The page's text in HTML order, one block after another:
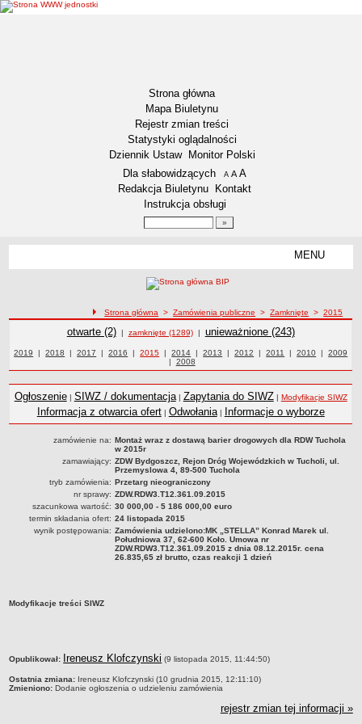
Strona główna
Mapa Biuletynu
Rejestr zmian treści
Statystyki oglądalności
Dziennik Ustaw
Monitor Polski
Menu dodatkowe
Dla słabowidzących A pomniejsz czcionkę
A standardowy rozmiar czcionki
A
Redakcja Biuletynu
Kontakt
Instrukcja obsługi
MENU
RAPORT O STANIE DOSTĘPNOŚCI
ZDW BYDGOSZCZ
Lokalizacja
Przedmiot działalności
Statut
Nadzór nad ZDW
Regulamin Organizacyjny
Schemat organizacyjny
Inspektor Ochrony Danych
Zgłoszenia zewnętrzne
Ogłoszenia o pracę
Uzgodnienie lokalizacji / przebudowy zjazdu
Zezwolenie na prowadzenie robót
Zezwolenie na umieszczenie obiektu handlowego lub usługowego /
ścieżka nawigacji
Strona główna >Zamówienia publiczne >Zamknięte >2015
Zamówienia publiczne
otwarte (2)| Zamówienia publiczne
zamknięte (1289)| Zamówienia publiczne
unieważnione (243)
Zamówienia publiczne z roku
2019 |Zamówienia publiczne z roku
2018 |Zamówienia publiczne z roku
2017 |Zamówienia publiczne z roku
2016 |Zamówienia publiczne z roku
2015 |Zamówienia publiczne z roku
2014 |Zamówienia publiczne z roku
2013 |Zamówienia publiczne z roku
2012 | Zamówienia publiczne z
2011 |
Zamówienia
2010 |
roku
2009
| Zamówienia publiczne z roku
2008
Ogłoszenie| SIWZ / dokumentacja| Zapytania do SIWZ | Modyfikacje SIWZ
Informacja z otwarcia ofert| Odwołania| Informacje o wyborze
zamówienie na: Montaż wraz z dostawą barier drogowych dla RDW Tuchola
w 2015r
zamawiający: ZDW Bydgoszcz, Rejon Dróg Wojewódzkich w Tucholi, ul.
Przemyslowa 4, 89-500 Tuchola
tryb zamówienia: Przetarg nieograniczony
nr sprawy: ZDW.RDW3.T12.361.09.2015
szacunkowa wartość: 30 000,00 - 5 186 000,00 euro
termin składania ofert: 24 listopada 2015
wynik postępowania: Zamówienia udzielono:MK „STELLA” Konrad Marek ul.
Południowa 37, 62-600 Koło. Umowa nr
ZDW.RDW3.T12.361.09.2015 z dnia 08.12.2015r. cena
26.835,65 zł brutto, czas reakcji 1 dzień
Modyfikacje treści SIWZ
Opublikował: Ireneusz Klofczynski (9 listopada 2015, 11:44:50)
Ostatnia zmiana: Ireneusz Klofczynski (10 grudnia 2015, 12:11:10)
Zmieniono: Dodanie ogłoszenia o udzieleniu zamówienia
rejestr zmian tej informacji »